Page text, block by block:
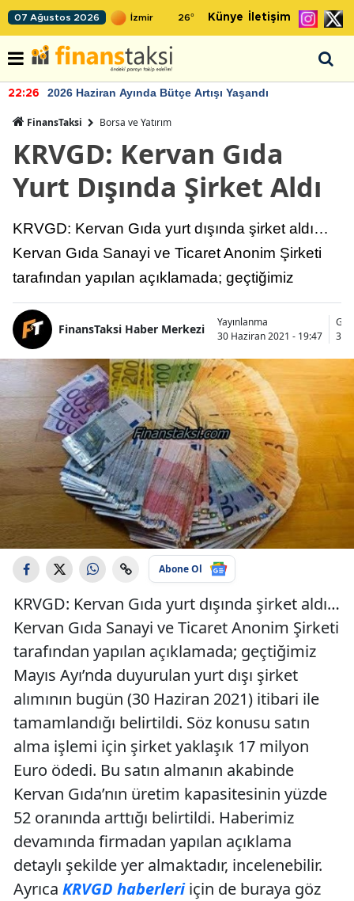
07 Ağustos 2026 26° Künye İletişim
22:26 2026 Haziran Ayında Bütçe Artışı Yaşandı
FinansTaksi Borsa ve Yatırım
KRVGD: Kervan Gıda
Yurt Dışında Şirket Aldı
KRVGD: Kervan Gıda yurt dışında şirket aldı…
Kervan Gıda Sanayi ve Ticaret Anonim Şirketi
tarafından yapılan açıklamada; geçtiğimiz
FinansTaksi Haber Merkezi
Yayınlanma
30 Haziran 2021 - 19:47
30
Abone Ol
KRVGD: Kervan Gıda yurt dışında şirket aldı…
Kervan Gıda Sanayi ve Ticaret Anonim Şirketi
tarafından yapılan açıklamada; geçtiğimiz
Mayıs Ayı’nda duyurulan yurt dışı şirket
alımının bugün (30 Haziran 2021) itibari ile
tamamlandığı belirtildi. Söz konusu satın
alma işlemi için şirket yaklaşık 17 milyon
Euro ödedi. Bu satın almanın akabinde
Kervan Gıda’nın üretim kapasitesinin yüzde
52 oranında arttığı belirtildi. Haberimiz
devamında firmadan yapılan açıklama
detaylı şekilde yer almaktadır, incelenebilir.
Ayrıca KRVGD haberleriiçin de buraya göz